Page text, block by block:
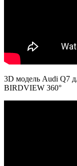
3D модель Audi Q7
BIRDVIEW 360°